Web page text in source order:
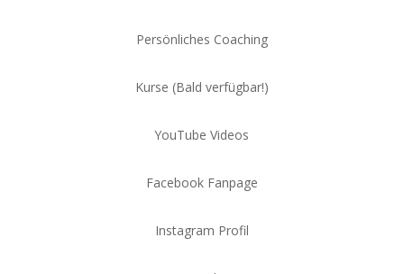
Persönliches Coaching
Kurse (Bald verfügbar!)
YouTube Videos
Facebook Fanpage
Instagram Profil